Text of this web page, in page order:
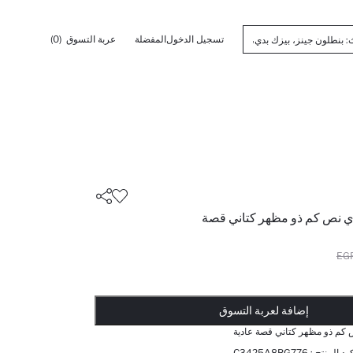
تسجيل الدخولالمفضلة عربة التسوق (0)
نص كم ذو مظهر كتاني قصة
إضافة لعربة التسوق
كم ذو مظهر كتاني قصة عادية